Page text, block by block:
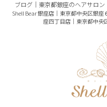
ブログ｜東京都銀座のヘアサロ
Shell Bear 銀座店｜東京都中央区銀
座四丁目店｜東京都中